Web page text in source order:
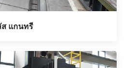
ส แกนทรี